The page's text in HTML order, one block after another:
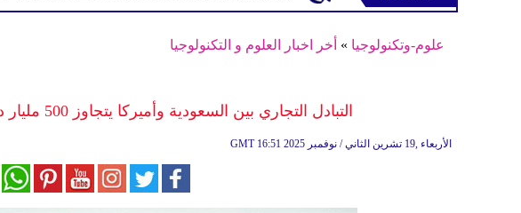
علوم-وتكنولوجيا » أخر اخبار العلوم و التكنولوجيا
التبادل التجاري بين السعودية وأميركا يتجاوز 500 مليار دولار خلال عقد من الزمن
GMT 16:51 2025 الأربعاء ,19 تشرين الثاني / نوفمبر